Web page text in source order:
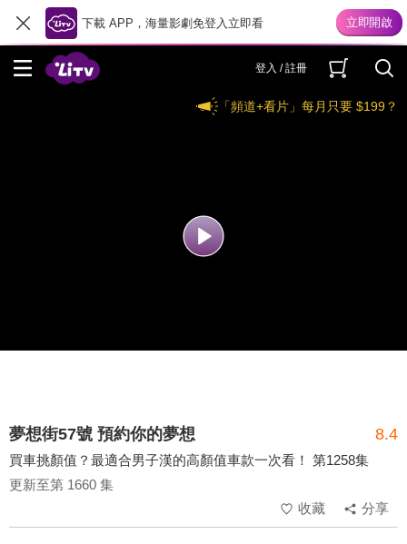
下載 APP，海量影劇免登入立即看
登入 / 註冊
「頻道+看片」每月只要 $199？
夢想街57號 預約你的夢想 8.4
買車挑顏值？最適合男子漢的高顏值車款一次看！ 第1258集
更新至第 1660 集
收藏
分享